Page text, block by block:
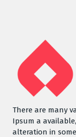
There are many
Ipsum a
alteration in